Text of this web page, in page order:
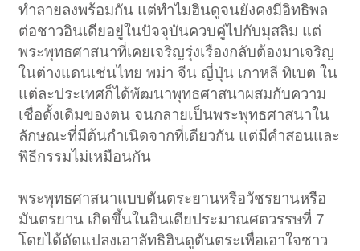
ทำลายลงพร้อมกัน แต่ทำไมฮินดูจนยังคงมีอิทธิพล
ต่อชาวอินเดียอยู่ในปัจจุบันควบคู่ไปกับมุสลิม แต่
พระพุทธศาสนาที่เคยเจริญรุ่งเรืองกลับต้องมาเจริญ
ในต่างแดนเช่นไทย พม่า จีน ญี่ปุ่น เกาหลี ทิเบต ใน
แต่ละประเทศก็ได้พัฒนาพุทธศาสนาผสมกับความ
เชื่อดั้งเดิมของตน จนกลายเป็นพระพุทธศาสนาใน
ลักษณะที่มีต้นกำเนิดจากที่เดียวกัน แต่มีคำสอนและ
พิธีกรรมไม่เหมือนกัน
พระพุทธศาสนาแบบตันตระยานหรือวัชรยานหรือ
มันตรยาน เกิดขึ้นในอินเดียประมาณศตวรรษที่ 7
โดยได้ดัดแปลงเอาลัทธิฮินดูตันตระเพื่อเอาใจชาว